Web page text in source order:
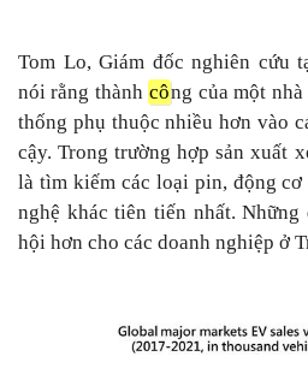
Tom Lo, Giám đốc nghiên cứu
nói rằng thành công của một
thống phụ thuộc nhiều hơn vào
cậy. Trong trường hợp sản xuất
là tìm kiếm các loại pin, động cơ
nghệ khác tiên tiến nhất.
hội hơn cho các doanh nghiệp ở